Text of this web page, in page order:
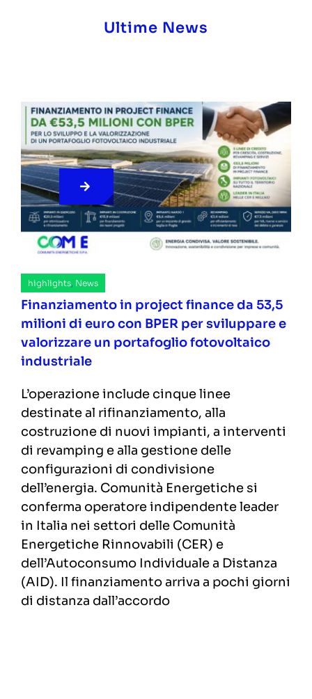
Ultime News
highlights, News
Finanziamento in project finance da 53,5
milioni di euro con BPER per sviluppare e
valorizzare un portafoglio fotovoltaico
industriale
L’operazione include cinque linee
destinate al rifinanziamento, alla
costruzione di nuovi impianti, a interventi
di revamping e alla gestione delle
configurazioni di condivisione
dell’energia. Comunità Energetiche si
conferma operatore indipendente leader
in Italia nei settori delle Comunità
Energetiche Rinnovabili (CER) e
dell’Autoconsumo Individuale a Distanza
(AID). Il finanziamento arriva a pochi giorni
di distanza dall’accordo